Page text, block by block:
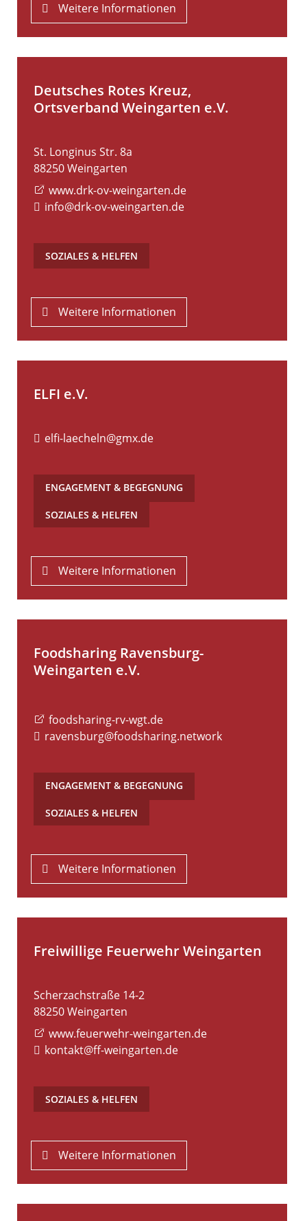
Weitere Informationen
Deutsches Rotes Kreuz,
Ortsverband Weingarten e.V.
St. Longinus Str. 8a
88250Weingarten
www.drk-ov-weingarten.de
info@drk-ov-weingarten.de
SOZIALES & HELFEN
Weitere Informationen
ELFI e.V.
elfi-laecheln@gmx.de
ENGAGEMENT & BEGEGNUNG
SOZIALES & HELFEN
Weitere Informationen
Foodsharing Ravensburg-
Weingarten e.V.
foodsharing-rv-wgt.de
ravensburg@foodsharing.network
ENGAGEMENT & BEGEGNUNG
SOZIALES & HELFEN
Weitere Informationen
Freiwillige Feuerwehr Weingarten
Scherzachstraße 14-2
88250Weingarten
www.feuerwehr-weingarten.de
kontakt@ff-weingarten.de
SOZIALES & HELFEN
Weitere Informationen